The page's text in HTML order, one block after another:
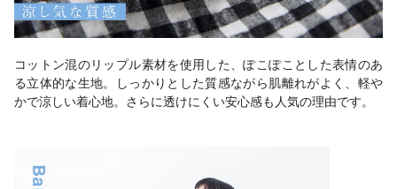
コットン混のリップル素材を使用した、ぽこぽことした表情のあ
る立体的な生地。しっかりとした質感ながら肌離れがよく、軽や
かで涼しい着心地。さらに透けにくい安心感も人気の理由です。